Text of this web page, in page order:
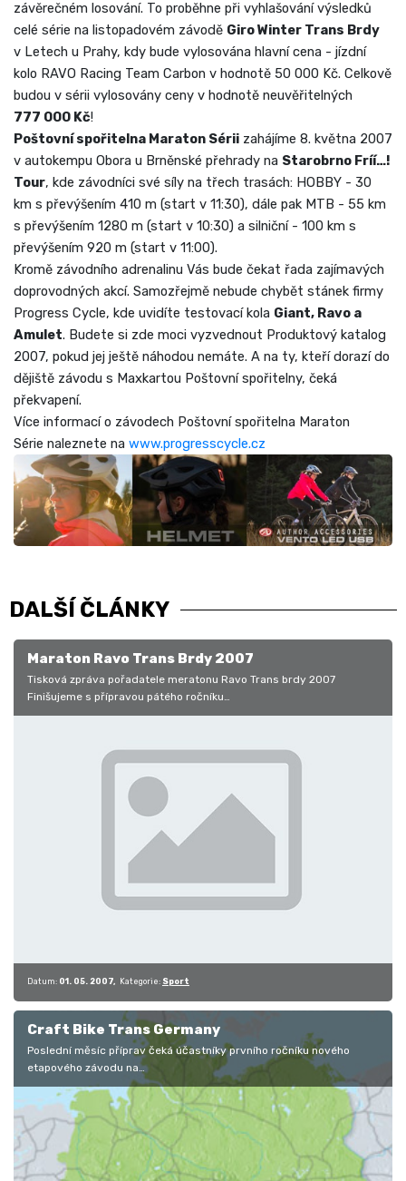
závěrečném losování. To proběhne při vyhlašování výsledků
celé série na listopadovém závodě Giro Winter Trans Brdy
v Letech u Prahy, kdy bude vylosována hlavní cena - jízdní
kolo RAVO Racing Team Carbon v hodnotě 50 000 Kč. Celkově
budou v sérii vylosovány ceny v hodnotě neuvěřitelných
777 000 Kč!
Poštovní spořitelna Maraton Sérii zahájíme 8. května 2007
v autokempu Obora u Brněnské přehrady na Starobrno Fríí…!
Tour, kde závodníci své síly na třech trasách: HOBBY - 30
km s převýšením 410 m (start v 11:30), dále pak MTB - 55 km
s převýšením 1280 m (start v 10:30) a silniční - 100 km s
převýšením 920 m (start v 11:00).
Kromě závodního adrenalinu Vás bude čekat řada zajímavých
doprovodných akcí. Samozřejmě nebude chybět stánek firmy
Progress Cycle, kde uvidíte testovací kola Giant, Ravo a
Amulet. Budete si zde moci vyzvednout Produktový katalog
2007, pokud jej ještě náhodou nemáte. A na ty, kteří dorazí do
dějiště závodu s Maxkartou Poštovní spořitelny, čeká
překvapení.
Více informací o závodech Poštovní spořitelna Maraton
Série naleznete na www.progresscycle.cz
DALŠÍ ČLÁNKY
Maraton Ravo Trans Brdy 2007
Tisková zpráva pořadatele meratonu Ravo Trans brdy 2007
Finišujeme s přípravou pátého ročníku…
Datum: 01. 05. 2007 Kategorie: Sport
Craft Bike Trans Germany
Poslední měsíc příprav čeká účastníky prvního ročníku nového
etapového závodu na…